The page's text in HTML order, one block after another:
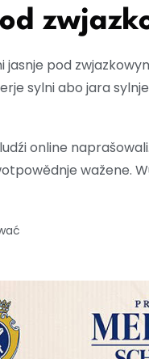
jasnje pod
sylni abo jara
online
wažene.